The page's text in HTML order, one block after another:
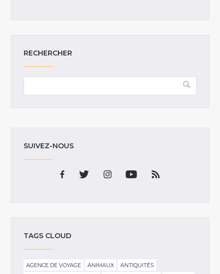
RECHERCHER
SUIVEZ-NOUS
TAGS CLOUD
AGENCE DE VOYAGE ANIMAUX
ANTIQUITÉS